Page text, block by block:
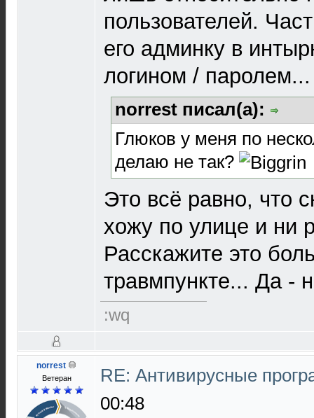
пользователей.
его админку в
логином / паролем...
norrest писал(а):
Глюков у меня по
делаю не так?
Это всё равно, что
хожу по улице и ни
Расскажите это
травмпункте... Да -
:wq
norrest
Ветеран
RE: Антивирусные
00:48